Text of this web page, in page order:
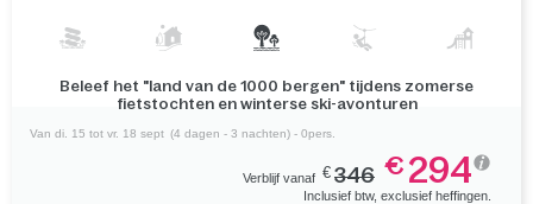
Beleef het "land van de 1000 bergen" tijdens zomerse
fietstochten en winterse ski-avonturen
Van di. 15 tot vr. 18 sept (4 dagen - 3 nachten) - 0pers.
Verblijf vanaf € 346 € 294
Inclusief btw, exclusief heffingen.